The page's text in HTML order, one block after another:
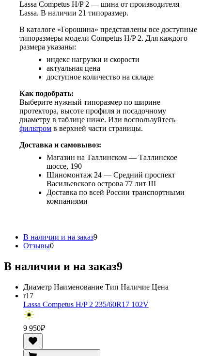
Lassa Competus H/P 2 — шина от производителя
Lassa. В наличии 21 типоразмер.
В каталоге «Горошина» представлены все доступные
типоразмеры модели Competus H/P 2. Для каждого
размера указаны:
индекс нагрузки и скорости
актуальная цена
доступное количество на складе
Как подобрать:
Выберите нужный типоразмер по ширине
протектора, высоте профиля и посадочному
диаметру в таблице ниже. Или воспользуйтесь
фильтром в верхней части страницы.
Доставка и самовывоз:
Магазин на Таллинском — Таллинское
шоссе, 190
Шиномонтаж 24 — Средний проспект
Васильевского острова 77 лит Ш
Доставка по всей России транспортными
компаниями
В наличии и на заказ9
Отзывы0
В наличии и на заказ9
Диаметр Наименование Тип Наличие Цена
r17
Lassa Competus H/P 2 235/60R17 102V
9 950₽